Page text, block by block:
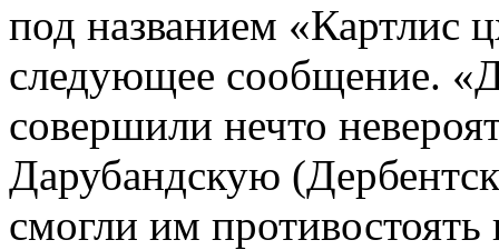
под названием «Картлис
следующее сообщение.
совершили нечто
Дарубандскую
смогли им